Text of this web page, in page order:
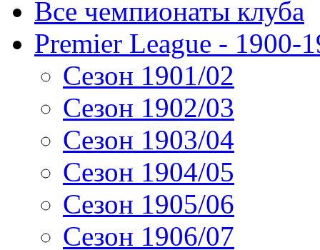
Все чемпионаты клуба
Premier League - 1900-
Сезон 1901/02
Сезон 1902/03
Сезон 1903/04
Сезон 1904/05
Сезон 1905/06
Сезон 1906/07